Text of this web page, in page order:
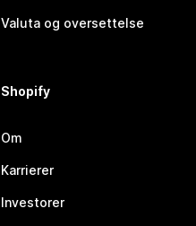
Valuta og oversettelse
Shopify
Om
Karrierer
Investorer